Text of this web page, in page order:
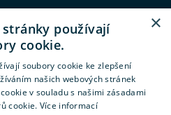
CPI Poland
×
používají
cookie.
soubory cookie ke zlepšení
našich webových stránek
v souladu s našimi zásadami
cookie. Více informací